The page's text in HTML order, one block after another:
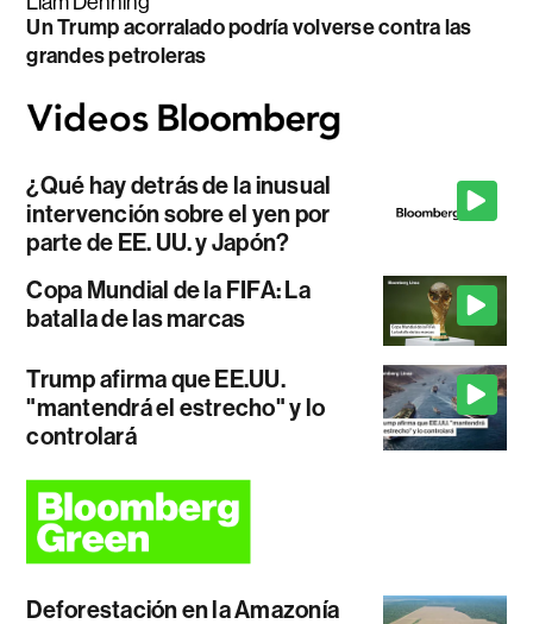
Un Trump acorralado podría volverse contra las
grandes petroleras
¿Qué hay detrás de la inusual
intervención sobre el yen por
parte de EE. UU. y Japón?
Copa Mundial de la FIFA: La
batalla de las marcas
Trump afirma que EE.UU.
"mantendrá el estrecho" y lo
controlará
Deforestación en la Amazonía